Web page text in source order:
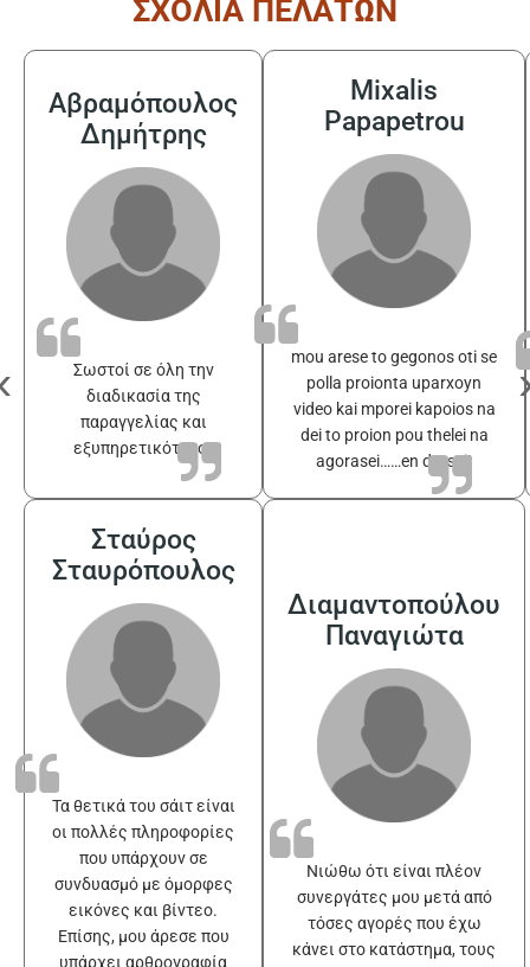
ΣΧΟΛΙΑ ΠΕΛΑΤΩΝ
Αβραμόπουλος
Δημήτρης
Σωστοί σε όλη την
διαδικασία της
παραγγελίας και
εξυπηρετικότατοι
Mixalis
Papapetrou
mou arese to gegonos oti se
polla proionta uparxoyn
video kai mporei kapoios na
dei to proion pou thelei na
agorasei……en drasei!
Σταύρος
Σταυρόπουλος
Τα θετικά του σάιτ είναι
οι πολλές πληροφορίες
που υπάρχουν σε
συνδυασμό με όμορφες
εικόνες και βίντεο.
Επίσης, μου άρεσε που
υπάρχει αρθρογραφία
Διαμαντοπούλου
Παναγιώτα
Νιώθω ότι είναι πλέον
συνεργάτες μου μετά από
τόσες αγορές που έχω
κάνει στο κατάστημα, τους